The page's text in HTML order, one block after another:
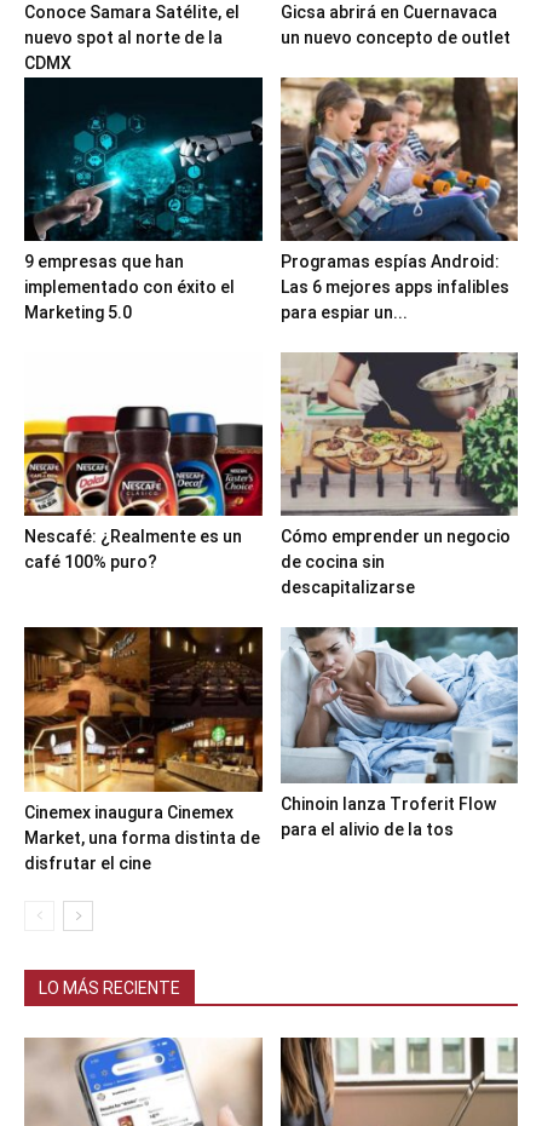
Conoce Samara Satélite, el
nuevo spot al norte de la
CDMX
Gicsa abrirá en Cuernavaca
un nuevo concepto de outlet
9 empresas que han
implementado con éxito el
Marketing 5.0
Programas espías Android:
Las 6 mejores apps infalibles
para espiar un...
Nescafé: ¿Realmente es un
café 100% puro?
Cómo emprender un negocio
de cocina sin
descapitalizarse
Cinemex inaugura Cinemex
Market, una forma distinta de
disfrutar el cine
Chinoin lanza Troferit Flow
para el alivio de la tos
LO MÁS RECIENTE